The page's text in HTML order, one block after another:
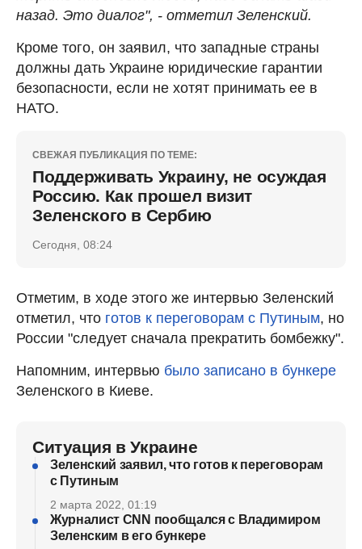
назад. Это диалог", - отметил Зеленский.
Кроме того, он заявил, что западные страны
должны дать Украине юридические гарантии
безопасности, если не хотят принимать ее в
НАТО.
СВЕЖАЯ ПУБЛИКАЦИЯ ПО ТЕМЕ:
Поддерживать Украину, не осуждая
Россию. Как прошел визит
Зеленского в Сербию
Сегодня, 08:24
Отметим, в ходе этого же интервью Зеленский
отметил, что готов к переговорам с Путиным, но
России "следует сначала прекратить бомбежку".
Напомним, интервью было записано в бункере
Зеленского в Киеве.
Ситуация в Украине
Зеленский заявил, что готов к переговорам
с Путиным
2 марта 2022, 01:19
Журналист CNN пообщался с Владимиром
Зеленским в его бункере